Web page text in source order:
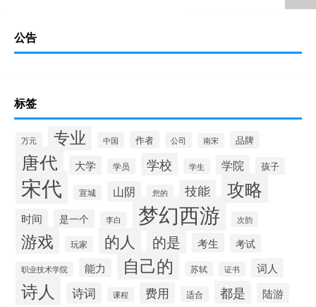
公告
标签
万元 专业 中国 作者 公司 南宋 品牌
唐代 大学 学员 学校 学生 学院 孩子
宋代 宣城 山阴 您的 技能 攻略
时间 是一个 李白 梦幻西游 次韵
游戏 玩家 的人 的是 考生 考试
职业技术学院 能力 自己的 苏轼 证书 词人
诗人 诗词 课程 费用 适合 都是 陆游